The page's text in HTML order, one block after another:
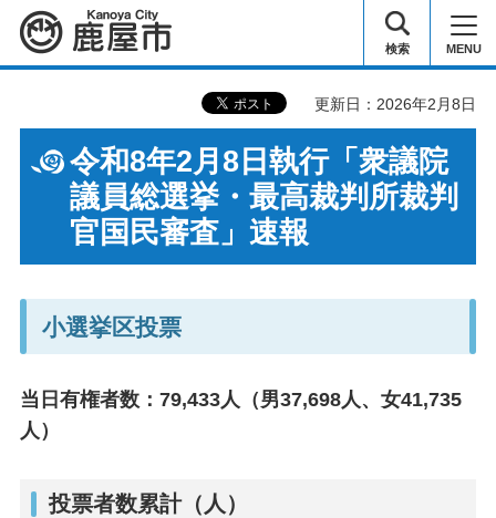
鹿屋市 検索 MENU
更新日：2026年2月8日
令和8年2⽉8⽇執⾏「衆議院
議員総選挙・最⾼裁判所裁判
官国⺠審査」速報
小選挙区投票
当日有権者数：79,433⼈（男37,698⼈、⼥41,735
⼈）
投票者数累計（人）